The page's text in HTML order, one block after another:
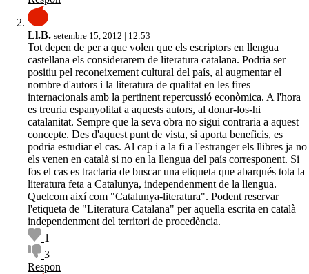
Ll.B. setembre 15, 2012 | 12:53
Tot depen de per a que volen que els escriptors en llengua
castellana els considerarem de literatura catalana. Podria ser
positiu pel reconeixement cultural del país, al augmentar el
nombre d'autors i la literatura de qualitat en les fires
internacionals amb la pertinent repercussió econòmica. A l'hora
es treuria espanyolitat a aquests autors, al donar-los-hi
catalanitat. Sempre que la seva obra no sigui contraria a aquest
concepte. Des d'aquest punt de vista, si aporta beneficis, es
podria estudiar el cas. Al cap i a la fi a l'estranger els llibres ja no
els venen en català si no en la llengua del país corresponent. Si
fos el cas es tractaria de buscar una etiqueta que abarqués tota la
literatura feta a Catalunya, independenment de la llengua.
Quelcom així com "Catalunya-literatura". Podent reservar
l'etiqueta de "Literatura Catalana" per aquella escrita en català
independenment del territori de procedència.
1
3
Respon